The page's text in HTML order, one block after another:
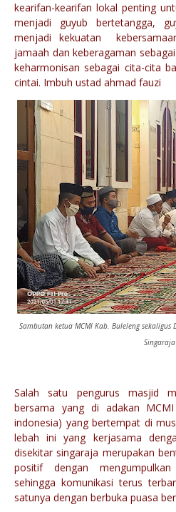
kearifan-kearifan lokal penting
menjadi guyub bertetangga,
menjadi kekuatan
jamaah dan keberagaman
keharmonisan sebagai cita-cita
cintai. Imbuh ustad ahmad fauzi
Sambutan ketua MCMI Kab. Buleleng
Singaraja
Salah satu pengurus masjid
bersama yang di adakan
indonesia) yang bertempat di
lebah ini yang kerjasama
disekitar singaraja merupakan
positif dengan
sehingga komunikasi terus
satunya dengan berbuka puasa